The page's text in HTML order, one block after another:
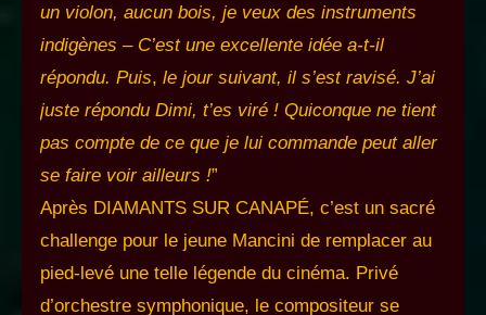
un violon, aucun bois, je veux des instruments
indigènes – C’est une excellente idée a-t-il
répondu. Puis, le jour suivant, il s’est ravisé. J’ai
juste répondu Dimi, t’es viré ! Quiconque ne tient
pas compte de ce que je lui commande peut aller
se faire voir ailleurs !”
Après DIAMANTS SUR CANAPÉ, c’est un sacré
challenge pour le jeune Mancini de remplacer au
pied-levé une telle légende du cinéma. Privé
d’orchestre symphonique, le compositeur se